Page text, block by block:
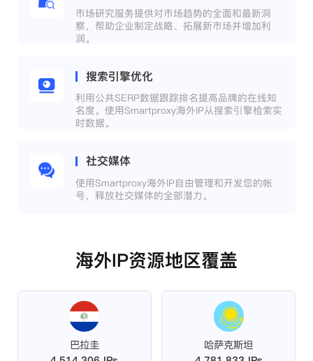
市场研究服务提供对市场趋势的全面和最新洞
察，帮助企业制定战略、拓展新市场并增加利
润。
搜索引擎优化
利用公共SERP数据跟踪排名提高品牌的在线知
名度。使用Smartproxy海外IP从搜索引擎检索实
时数据。
社交媒体
使用Smartproxy海外IP自由管理和开发您的帐
号，释放社交媒体的全部潜力。
海外IP资源地区覆盖
巴拉圭
哈萨克斯坦